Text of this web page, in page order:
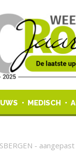
MEDISCH
-